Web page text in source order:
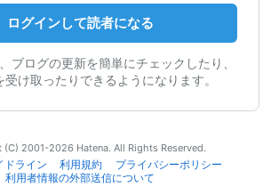
ログインして読者になる
ブログの更新を簡単にチェックしたり、
け取ったりできるようになります。
2001-2026 Hatena. All Rights Reserved.
ドライン 利用規約
プライバシーポリシー
利用者情報の外部送信について